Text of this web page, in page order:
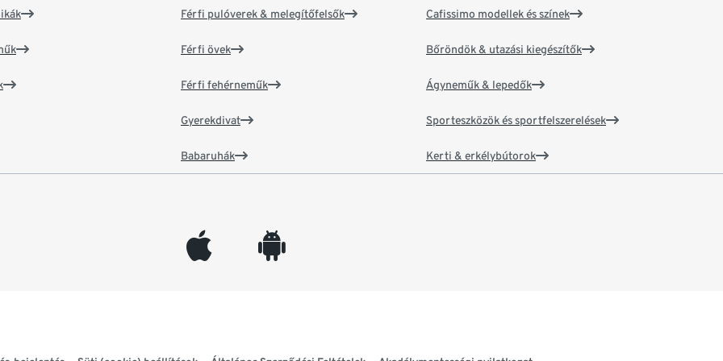
Férfi pulóverek & melegítőfelsők
Férfi övek
Férfi fehérneműk
Gyerekdivat
Babaruhák
Cafissimo modellek és színek
Bőröndök & utazási kiegészítők
Ágyneműk & lepedők
Sporteszközök és sportfelszerelések
Kerti & erkélybútorok
appleinc android